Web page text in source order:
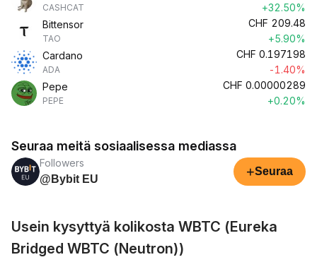
CASHCAT
+32.50%
Bittensor
TAO
CHF 209.48
+5.90%
Cardano
ADA
CHF 0.197198
-1.40%
Pepe
PEPE
CHF 0.00000289
+0.20%
Seuraa meitä sosiaalisessa mediassa
Followers
@Bybit EU
+Seuraa
Usein kysyttyä kolikosta WBTC (Eureka
Bridged WBTC (Neutron))